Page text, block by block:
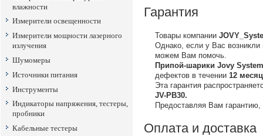
влажности
Измерители освещенности
Измерители мощности лазерного
излучения
Шумомеры
Источники питания
Инструменты
Индикаторы напряжения, тестеры,
пробники
Кабельные тестеры
Гарантия
Товары компании
Однако, если у Вас
можем Вам помочь.
Припой-шарики Jovy
дефектов в течении 12
Эта гарантия
JV-PB30.
Предоставляя Вам
Оплата и доставка